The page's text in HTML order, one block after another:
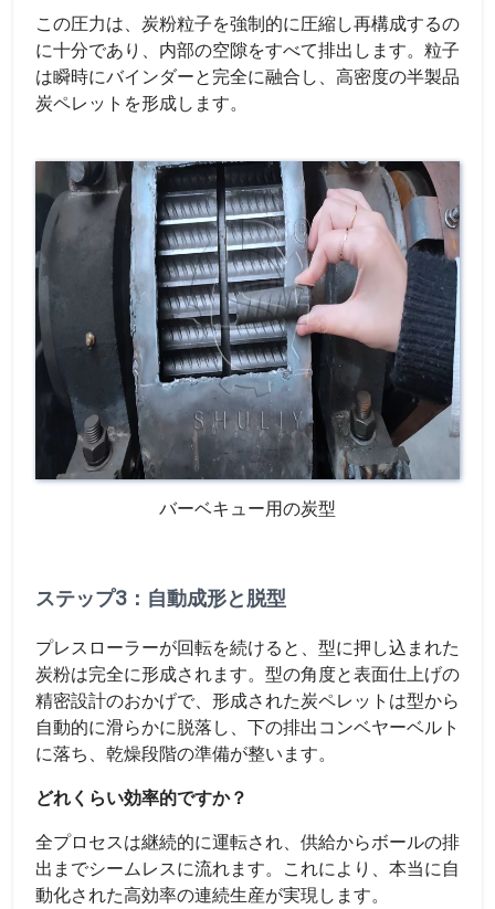
この圧力は、炭粉粒子を強制的に圧縮し再構成するの
に十分であり、内部の空隙をすべて排出します。粒子
は瞬時にバインダーと完全に融合し、高密度の半製品
炭ペレットを形成します。
バーベキュー用の炭型
ステップ3：自動成形と脱型
プレスローラーが回転を続けると、型に押し込まれた
炭粉は完全に形成されます。型の角度と表面仕上げの
精密設計のおかげで、形成された炭ペレットは型から
自動的に滑らかに脱落し、下の排出コンベヤーベルト
に落ち、乾燥段階の準備が整います。
どれくらい効率的ですか？
全プロセスは継続的に運転され、供給からボールの排
出までシームレスに流れます。これにより、本当に自
動化された高効率の連続生産が実現します。